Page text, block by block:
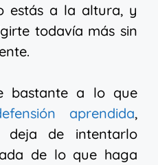
estás a la altura, y
todavía más sin
bastante a lo que
aprendida,
deja de intentarlo
de lo que haga